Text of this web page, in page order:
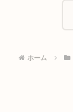
ホーム